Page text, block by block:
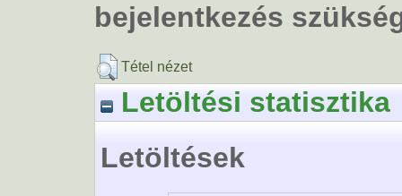
bejelentkezés
Tétel nézet
Letöltési statisztika
Letöltések